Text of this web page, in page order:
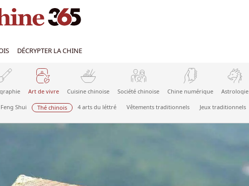
DÉCRYPTER LA CHINE
Art de vivre Cuisine chinoise Société chinoise Chine numérique Astrologie
Feng Shui Thé chinois 4 arts du léttré Vêtements traditionnels Jeux traditionnels